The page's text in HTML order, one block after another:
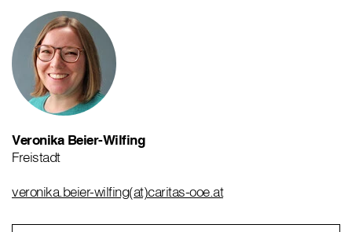
Veronika Beier-Wilfing
Freistadt
veronika.beier-wilfing(at)caritas-ooe.at